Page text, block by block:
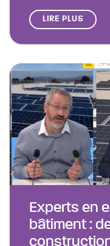
LIRE PLUS
Experts en
bâtiment :